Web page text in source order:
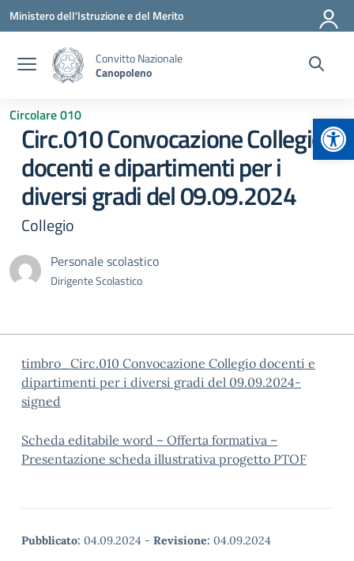
Vai ai contenuti
Vai al menu di navigazione
Vai al footer
Ministero dell'Istruzione e del Merito
Convitto Nazionale
Canopoleno
Circolare 010
Circ.010 Convocazione Collegio
docenti e dipartimenti per i
diversi gradi del 09.09.2024
Collegio
Personale scolastico
Dirigente Scolastico
timbro_Circ.010 Convocazione Collegio docenti e
dipartimenti per i diversi gradi del 09.09.2024-
signed
Scheda editabile word – Offerta formativa –
Presentazione scheda illustrativa progetto PTOF
Pubblicato: 04.09.2024 - Revisione: 04.09.2024